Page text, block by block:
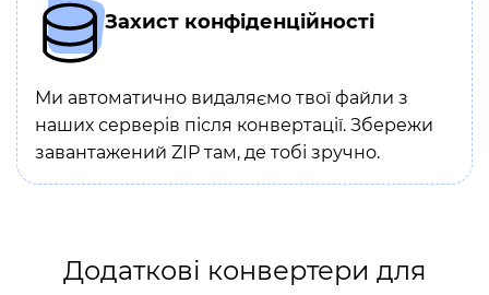
Захист конфіденційності
Ми автоматично видаляємо твої файли з
наших серверів після конвертації. Збережи
завантажений ZIP там, де тобі зручно.
Додаткові конвертери для